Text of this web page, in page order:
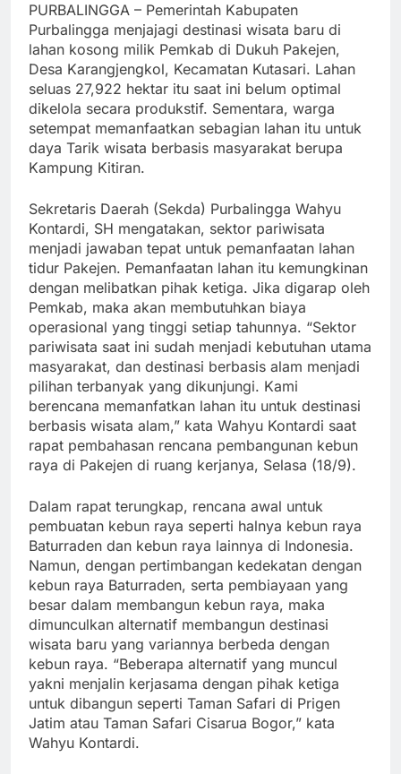
PURBALINGGA – Pemerintah Kabupaten
Purbalingga menjajagi destinasi wisata baru di
lahan kosong milik Pemkab di Dukuh Pakejen,
Desa Karangjengkol, Kecamatan Kutasari. Lahan
seluas 27,922 hektar itu saat ini belum optimal
dikelola secara produkstif. Sementara, warga
setempat memanfaatkan sebagian lahan itu untuk
daya Tarik wisata berbasis masyarakat berupa
Kampung Kitiran.
Sekretaris Daerah (Sekda) Purbalingga Wahyu
Kontardi, SH mengatakan, sektor pariwisata
menjadi jawaban tepat untuk pemanfaatan lahan
tidur Pakejen. Pemanfaatan lahan itu kemungkinan
dengan melibatkan pihak ketiga. Jika digarap oleh
Pemkab, maka akan membutuhkan biaya
operasional yang tinggi setiap tahunnya. “Sektor
pariwisata saat ini sudah menjadi kebutuhan utama
masyarakat, dan destinasi berbasis alam menjadi
pilihan terbanyak yang dikunjungi. Kami
berencana memanfatkan lahan itu untuk destinasi
berbasis wisata alam,” kata Wahyu Kontardi saat
rapat pembahasan rencana pembangunan kebun
raya di Pakejen di ruang kerjanya, Selasa (18/9).
Dalam rapat terungkap, rencana awal untuk
pembuatan kebun raya seperti halnya kebun raya
Baturraden dan kebun raya lainnya di Indonesia.
Namun, dengan pertimbangan kedekatan dengan
kebun raya Baturraden, serta pembiayaan yang
besar dalam membangun kebun raya, maka
dimunculkan alternatif membangun destinasi
wisata baru yang variannya berbeda dengan
kebun raya. “Beberapa alternatif yang muncul
yakni menjalin kerjasama dengan pihak ketiga
untuk dibangun seperti Taman Safari di Prigen
Jatim atau Taman Safari Cisarua Bogor,” kata
Wahyu Kontardi.